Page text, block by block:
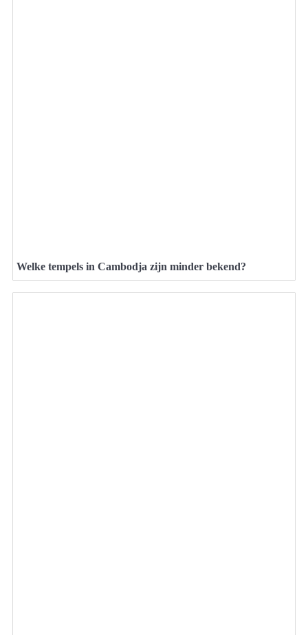
Welke tempels in Cambodja zijn minder bekend?